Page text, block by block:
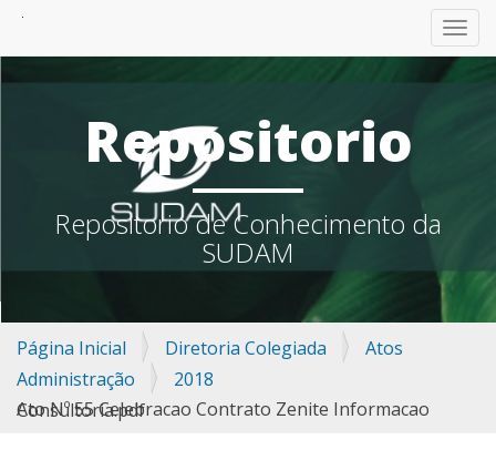
Repositorio
Repositorio de Conhecimento da
SUDAM
Página Inicial Diretoria Colegiada
Atos
Administração
2018
Ato Nº 55 Celebracao Contrato Zenite Informacao Consultoria.pdf